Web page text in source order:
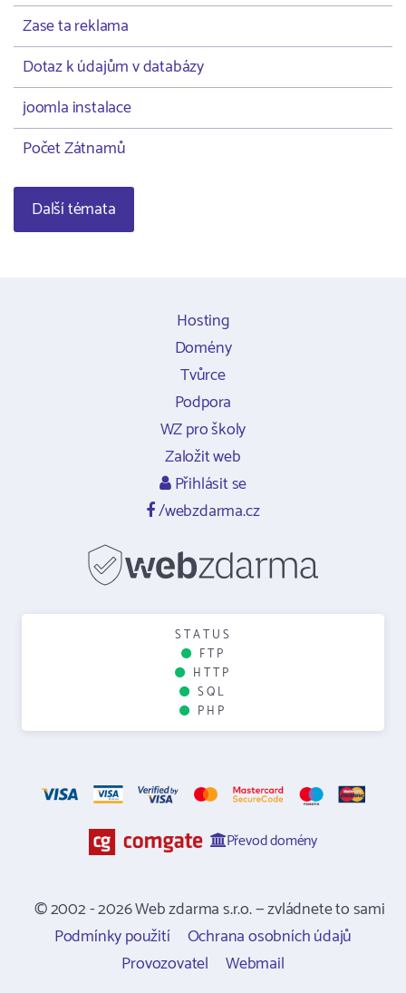
Zase ta reklama
Dotaz k údajům v databázy
joomla instalace
Počet Zátnamů
Další témata
Hosting
Domény
Tvůrce
Podpora
WZ pro školy
Založit web
Přihlásit se
/webzdarma.cz
STATUS
FTP
HTTP
SQL
PHP
Převod domény
© 2002 - 2026 Web zdarma s.r.o. — zvládnete to sami
Podmínky použití
Ochrana osobních údajů
Provozovatel
Webmail